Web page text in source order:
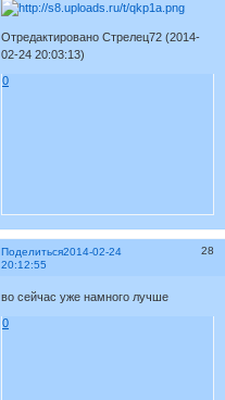
Отредактировано Стрелец72 (2014-
02-24 20:03:13)
0
Поделиться 28
2014-02-24
20:12:55
во сейчас уже намного лучше
0